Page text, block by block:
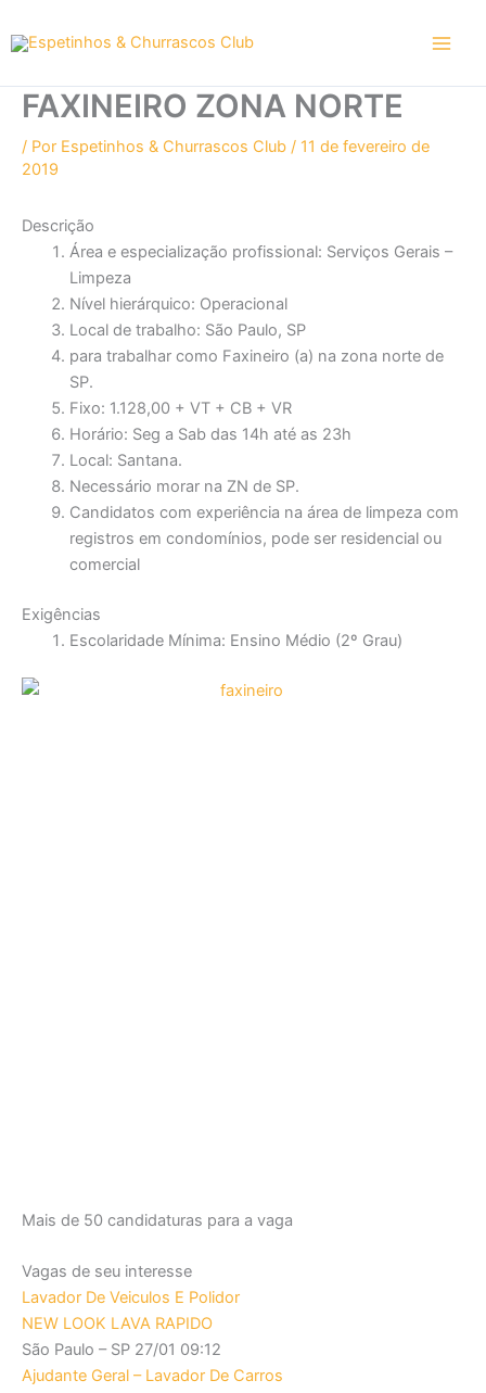
para
conteúdo
FAXINEIRO ZONA NORTE
/ Por Espetinhos & Churrascos Club / 11 de fevereiro de
2019
Descrição
Área e especialização profissional: Serviços Gerais –
Limpeza
Nível hierárquico: Operacional
Local de trabalho: São Paulo, SP
para trabalhar como Faxineiro (a) na zona norte de
SP.
Fixo: 1.128,00 + VT + CB + VR
Horário: Seg a Sab das 14h até as 23h
Local: Santana.
Necessário morar na ZN de SP.
Candidatos com experiência na área de limpeza com
registros em condomínios, pode ser residencial ou
comercial
Exigências
Escolaridade Mínima: Ensino Médio (2º Grau)
Mais de 50 candidaturas para a vaga
Vagas de seu interesse
Lavador De Veiculos E Polidor
NEW LOOK LAVA RAPIDO
São Paulo – SP 27/01 09:12
Ajudante Geral – Lavador De Carros